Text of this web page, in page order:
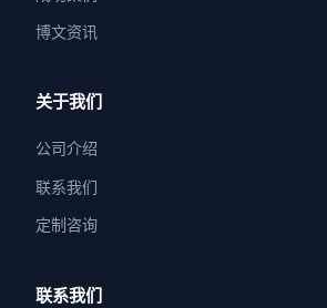
博文资讯
关于我们
公司介绍
联系我们
定制咨询
联系我们